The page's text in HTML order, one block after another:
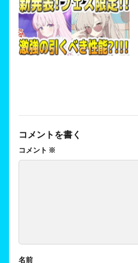
コメントを書く
コメント ※
名前